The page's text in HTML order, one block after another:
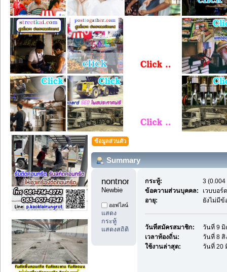
ข้อมูลส่วนตัว
Summary
nontnont222
Newbie
ออฟไลน์
แสดง
กระทู้
แสดงสถิติ
กระทู้:
3
ข้อความส่วนบุคคล:
เวบบอร์
อายุ:
ยังไม่มีข้
วันที่สมัครสมาชิก:
วันที่ 9 มิ
เวลาท้องถิ่น:
วันที่ 8 สิ
ใช้งานล่าสุด:
วันที่ 20